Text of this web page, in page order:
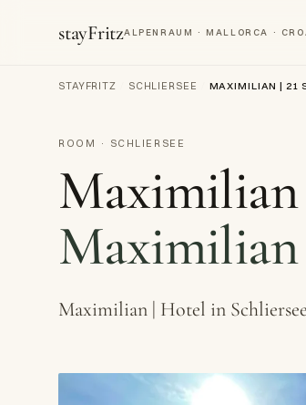
stayFritzALPENRAUM · MALLORCA ·
STAYFRITZ SCHLIERSEE MAXIMILIAN | 21
ROOM · SCHLIERSEE
Maximilian
Maximilian
Maximilian | Hotel in Schliersee